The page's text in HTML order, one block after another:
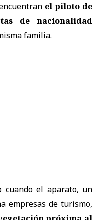
el piloto de
de nacionalidad
familia.
cuando el aparato, un
empresas de turismo,